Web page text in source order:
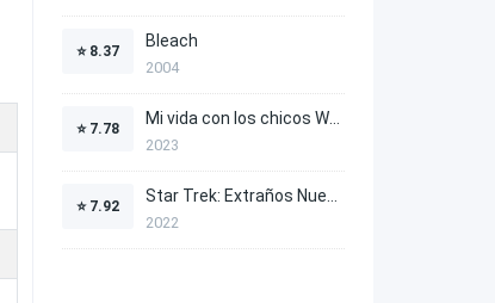
⭐ 8.37
Bleach
2004
⭐ 7.78
2023
⭐ 7.92
2022